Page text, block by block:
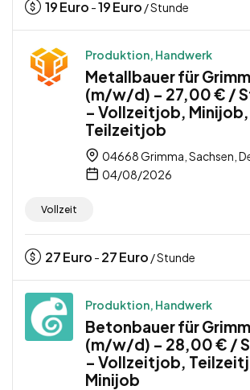
19Euro -19Euro / Stunde
Produktion, Handwerk
Metallbauer für
(m/w/d) – 27,00 € /
– Vollzeitjob, Minijob,
Teilzeitjob
04668 Grimma, Sachsen,
04/08/2026
Vollzeit
27Euro - 27Euro / Stunde
Produktion, Handwerk
Betonbauer für
(m/w/d) – 28,00 € /
– Vollzeitjob,
Minijob